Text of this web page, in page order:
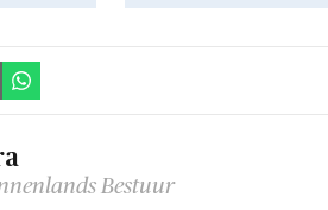
Bestuur